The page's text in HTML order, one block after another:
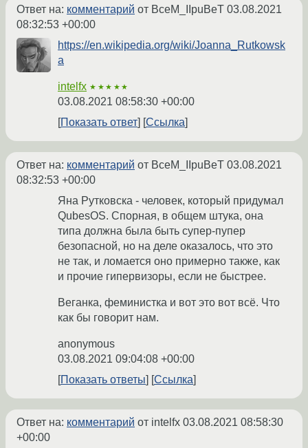
Ответ на: комментарий от BceM_IIpuBeT 03.08.2021
08:32:53 +00:00
https://en.wikipedia.org/wiki/Joanna_Rutkowsk
a
intelfx ★★★★★
03.08.2021 08:58:30 +00:00
Показать ответ
Ссылка
Ответ на: комментарий от BceM_IIpuBeT 03.08.2021
08:32:53 +00:00
Яна Рутковска - человек, который придумал
QubesOS. Спорная, в общем штука, она
типа должна была быть супер-пупер
безопасной, но на деле оказалось, что это
не так, и ломается оно примерно также, как
и прочие гипервизоры, если не быстрее.
Веганка, феминистка и вот это вот всё. Что
как бы говорит нам.
anonymous
03.08.2021 09:04:08 +00:00
Показать ответы
Ссылка
Ответ на: комментарий от intelfx 03.08.2021 08:58:30
+00:00